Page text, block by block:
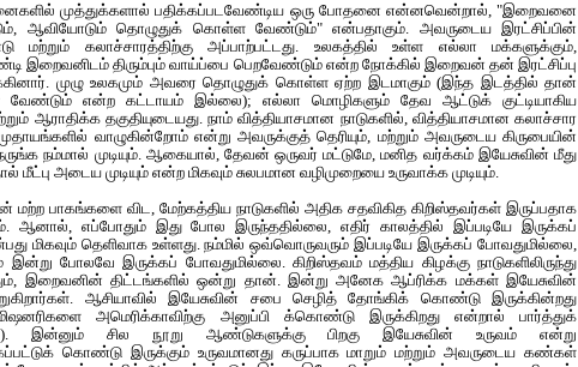
முத்துக்களால் பதிக்கப்படவேண்டிய ஒரு போதனை என்னவென்றால், "இறைவனை
ஆவியோடும் தொழுதுக் கொள்ள வேண்டும்" என்பதாகும். அவருடைய இரட்சிப்பின்
மற்றும் கலாச்சாரத்திற்கு அப்பாற்பட்டது. உலகத்தில் உள்ள எல்லா மக்களுக்கும்,
இறைவனிடம் திரும்பும் வாய்ப்பை பெறவேண்டும் என்ற நோக்கில் இறைவன் தன் இரட்சிப்பு
முழு உலகமும் அவரை தொழுதுக் கொள்ள ஏற்ற இடமாகும்(இந்த இடத்தில் தான்
என்ற கட்டாயம் இல்லை); எல்லா மொழிகளும் தேவ ஆட்டுக் குட்டியாகிய
ஆராதிக்க தகுதியுடையது. நாம் வித்தியாசமான நாடுகளில், வித்தியாசமான கலாச்சார
வாழுகின்றோம் என்று அவருக்குத் தெரியும், மற்றும் அவருடைய கிருபையின்
நம்மால் முடியும். ஆகையால், தேவன் ஒருவர் மட்டுமே, மனித வர்க்கம் இயேசுவின் மீது
மீட்பு அடைய முடியும் என்ற மிகவும் சுலபமான வழிமுறையை உருவாக்க முடியும்.
மற்ற பாகங்களை விட, மேற்கத்திய நாடுகளில் அதிக சதவிகித கிறிஸ்தவர்கள் இருப்பதாக
ஆனால், எப்போதும் இது போல‌ இருந்த‌தில்லை, எதிர் கால‌த்தில் இப்ப‌டியே இருக்க‌ப்
மிகவும் தெளிவாக உள்ளது. நம்மில் ஒவ்வொருவரும் இப்படியே இருக்கப் போவதுமில்லை,
இன்று போலவே இருக்கப் போவதுமில்லை. கிறிஸ்தவம் மத்திய கிழக்கு நாடுகளிலிருந்து
இறைவனின் திட்டங்களில் ஒன்று தான். இன்று அனேக ஆப்ரிக்க மக்கள் இயேசுவின்
ஆசியாவில் இயேசுவின் சபை செழித் தோங்கிக் கொண்டு இருக்கின்றது
அமெரிக்காவிற்கு அனுப்பி க்கொண்டு இருக்கிறது என்றால் பார்த்துக்
இன்னும் சில நூறு ஆண்டுகளுக்கு பிறகு இயேசுவின் உருவம் என்று
கொண்டு இருக்கும் உருவமானது கருப்பாக மாறும் மற்றும் அவருடைய கண்கள்